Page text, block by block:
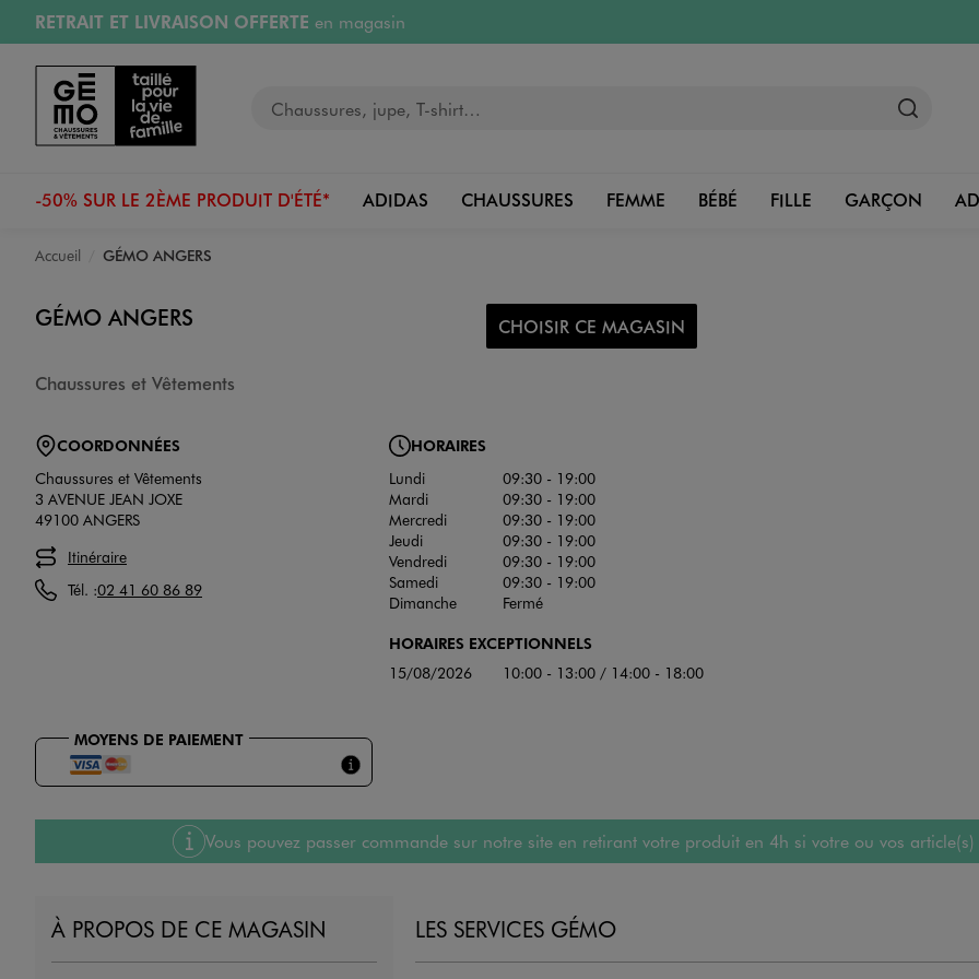
Aller au contenu principal
Aller à la navigation
RETRAIT ET LIVRAISON OFFERTE en magasin
Retours OFFERTSpendant 30 jours
PAYEZ EN 3x SANS FRAIS
dès 50€
RÉSERVATION GRATUITE
-50% SUR LE 2ÈME PRODUIT D'ÉTÉ* ADIDAS CHAUSSURES FEMME BÉBÉ FILLE GARÇON
Accueil GÉMO ANGERS
GÉMO ANGERS
Chaussures et Vêtements
CHOISIR CE MAGASIN
COORDONNÉES
Chaussures et Vêtements
3 AVENUE JEAN JOXE
49100 ANGERS
Itinéraire
Tél. :02 41 60 86 89
HORAIRES
Lundi
09:30 - 19:00
Mardi
09:30 - 19:00
Mercredi
09:30 - 19:00
Jeudi
09:30 - 19:00
Vendredi
09:30 - 19:00
Samedi
09:30 - 19:00
Dimanche
Fermé
HORAIRES EXCEPTIONNELS
15/08/2026 10:00 - 13:00 / 14:00 - 18:00
MOYENS DE PAIEMENT
Vous pouvez passer commande sur notre site en retirant votre produit en 4h si votre ou vos
À PROPOS DE CE MAGASIN LES SERVICES GÉMO